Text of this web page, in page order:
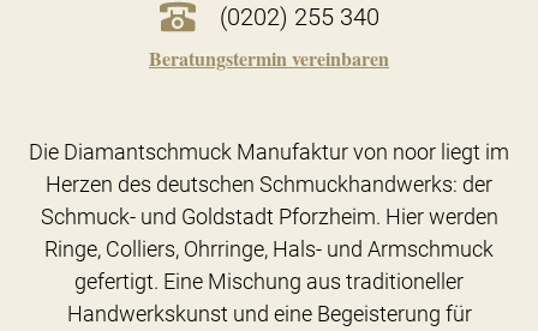
(0202) 255 340
Beratungstermin vereinbaren
Die Diamantschmuck Manufaktur von noor liegt im
Herzen des deutschen Schmuckhandwerks: der
Schmuck- und Goldstadt Pforzheim. Hier werden
Ringe, Colliers, Ohrringe, Hals- und Armschmuck
gefertigt. Eine Mischung aus traditioneller
Handwerkskunst und eine Begeisterung für